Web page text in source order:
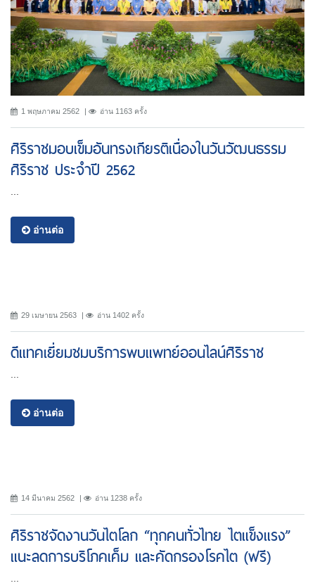
1 พฤษภาคม 2562 อ่าน 1163 ครั้ง
ศิริราชมอบเข็มอันทรงเกียรติเนื่องในวันวัฒนธรรม
ศิริราช ประจำปี 2562
อ่านต่อ
29 เมษายน 2563 อ่าน 1402 ครั้ง
ดีแทคเยี่ยมชมบริการพบแพทย์ออนไลน์ศิริราช
อ่านต่อ
14 มีนาคม 2562 อ่าน 1238 ครั้ง
ศิริราชจัดงานวันไตโลก “ทุกคนทั่วไทย ไตแข็งแรง”
แนะลดการบริโภคเค็ม และคัดกรองโรคไต (ฟรี)